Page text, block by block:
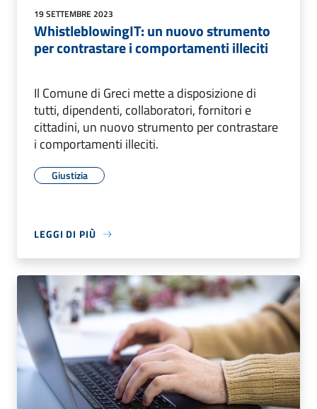
19 SETTEMBRE 2023
WhistleblowingIT: un nuovo strumento
per contrastare i comportamenti illeciti
Il Comune di Greci mette a disposizione di
tutti, dipendenti, collaboratori, fornitori e
cittadini, un nuovo strumento per contrastare
i comportamenti illeciti.
Giustizia
LEGGI DI PIÙ